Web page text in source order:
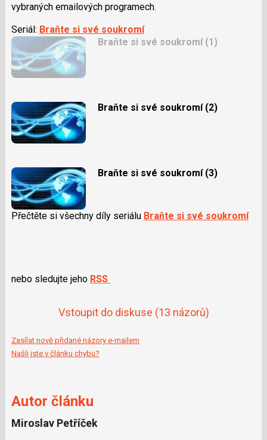
vybraných emailových programech.
Seriál: Braňte si své soukromí
Braňte si své soukromí (1)
Braňte si své soukromí (2)
Braňte si své soukromí (3)
Přečtěte si všechny díly seriálu Braňte si své soukromí
nebo sledujte jeho RSS
Vstoupit do diskuse (13 názorů)
Zasílat nově přidané názory e-mailem
Našli jste v článku chybu?
Autor článku
Miroslav Petříček